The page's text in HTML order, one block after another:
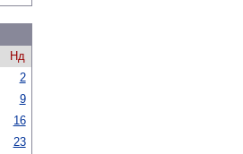
Нд
2
9
16
23